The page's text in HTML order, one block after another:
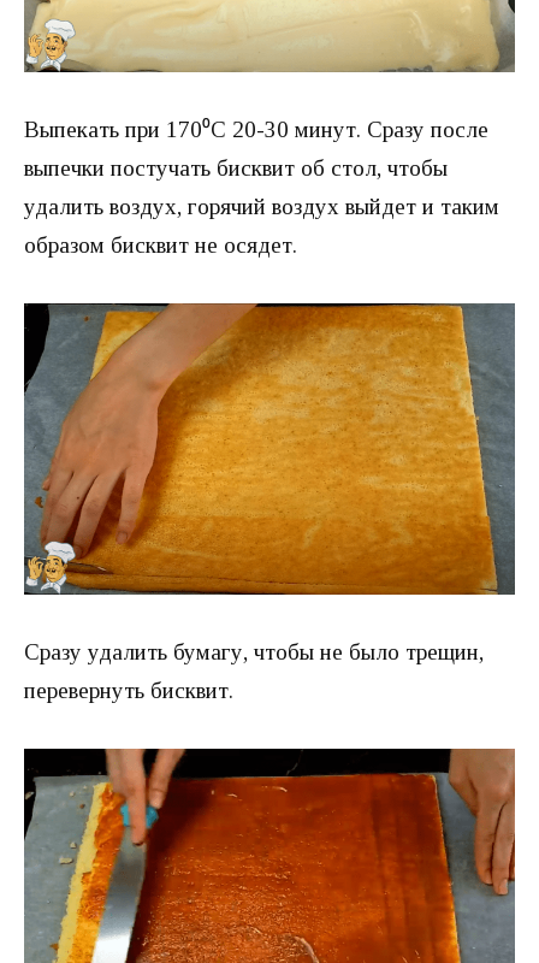
Выпекать при 170⁰С 20-30 минут. Сразу после
выпечки постучать бисквит об стол, чтобы
удалить воздух, горячий воздух выйдет и таким
образом бисквит не осядет.
Сразу удалить бумагу, чтобы не было трещин,
перевернуть бисквит.